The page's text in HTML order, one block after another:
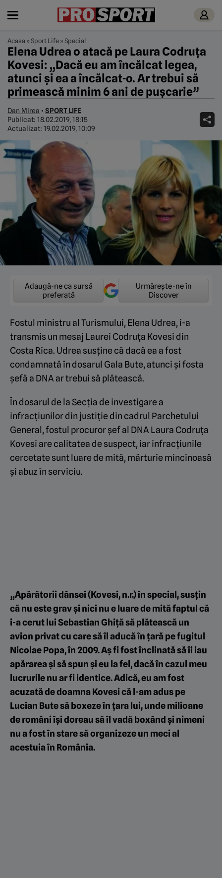
Acasa »Sport Life»Special
Elena Udrea o atacă pe Laura Codruța
Kovesi: „Dacă eu am încălcat legea,
atunci și ea a încălcat-o. Ar trebui să
primească minim 6 ani de pușcarie”
Dan Mirea • SPORT LIFE
Publicat: 18.02.2019, 18:15
Actualizat: 19.02.2019, 10:09
Adaugă-ne ca sursă
preferată
Urmărește-ne în
Discover
Fostul ministru al Turismului, Elena Udrea, i-a
transmis un mesaj Laurei Codruța Kovesi din
Costa Rica. Udrea susține că dacă ea a fost
condamnată în dosarul Gala Bute, atunci și fosta
șefă a DNA ar trebui să plătească.
În dosarul de la Secția de investigare a
infracțiunilor din justiție din cadrul Parchetului
General, fostul procuror șef al DNA Laura Codruța
Kovesi are calitatea de suspect, iar infracțiunile
cercetate sunt luare de mită, mărturie mincinoasă
și abuz în serviciu.
„Apărătorii dânsei (Kovesi, n.r.) în special, susțin
că nu este grav și nici nu e luare de mită faptul că
i-a cerut lui Sebastian Ghiță să plătească un
avion privat cu care să îl aducă în țară pe fugitul
Nicolae Popa, în 2009. Aș fi fost înclinată să îi iau
apărarea și să spun și eu la fel, dacă în cazul meu
lucrurile nu ar fi identice. Adică, eu am fost
acuzată de doamna Kovesi că l-am adus pe
Lucian Bute să boxeze în țara lui, unde milioane
de români își doreau să îl vadă boxând și nimeni
nu a fost în stare să organizeze un meci al
acestuia în România.